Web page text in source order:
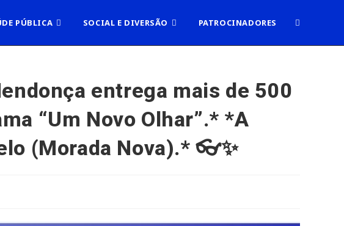
PÚBLICA SOCIAL E DIVERSÃO PATROCINADORES ALTERNAR
entrega mais de 500
“Um Novo Olhar”.* *A
(Morada Nova).* 👓✨